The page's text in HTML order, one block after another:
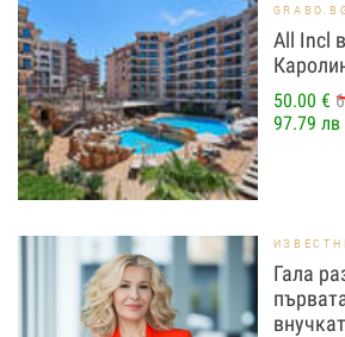
All Incl
50.00 €
97.79 лв
Гала